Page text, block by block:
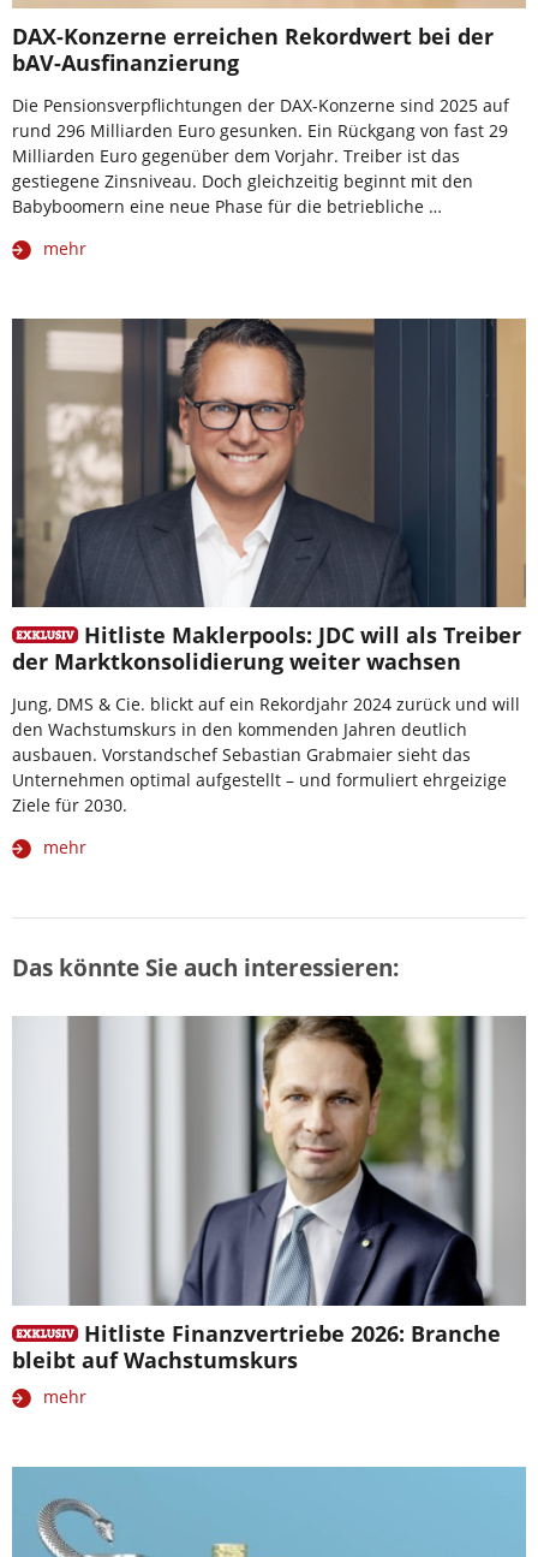
DAX-Konzerne erreichen Rekordwert bei der
bAV-Ausfinanzierung
Die Pensionsverpflichtungen der DAX-Konzerne sind 2025 auf
rund 296 Milliarden Euro gesunken. Ein Rückgang von fast 29
Milliarden Euro gegenüber dem Vorjahr. Treiber ist das
gestiegene Zinsniveau. Doch gleichzeitig beginnt mit den
Babyboomern eine neue Phase für die betriebliche …
mehr
Hitliste Maklerpools: JDC will als Treiber
der Marktkonsolidierung weiter wachsen
Jung, DMS & Cie. blickt auf ein Rekordjahr 2024 zurück und will
den Wachstumskurs in den kommenden Jahren deutlich
ausbauen. Vorstandschef Sebastian Grabmaier sieht das
Unternehmen optimal aufgestellt – und formuliert ehrgeizige
Ziele für 2030.
mehr
Das könnte Sie auch interessieren:
Hitliste Finanzvertriebe 2026: Branche
bleibt auf Wachstumskurs
mehr